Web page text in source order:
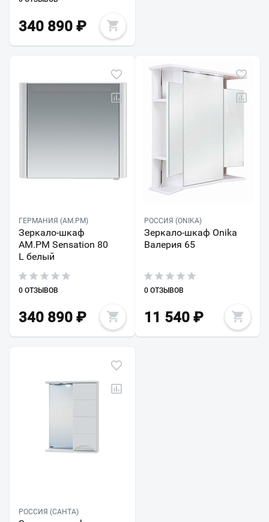
340 890 ₽
ГЕРМАНИЯ (AM.PM)
Зеркало-шкаф
AM.PM Sensation 80
L белый
0 ОТЗЫВОВ
340 890 ₽
РОССИЯ (ONIKA)
Зеркало-шкаф Onika
Валерия 65
0 ОТЗЫВОВ
11 540₽
РОССИЯ (САНТА)